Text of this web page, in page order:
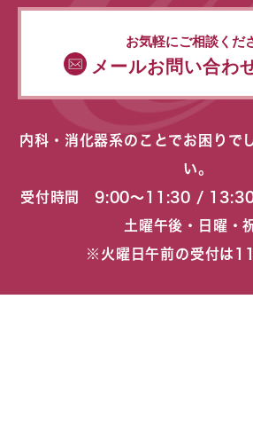
お気軽にご相談くだ
メールお問い合わ
内科・消化器系のことでお困りで
い。
受付時間 9:00〜11:30 /
土曜午後・日曜・
※火曜日午前の受付は